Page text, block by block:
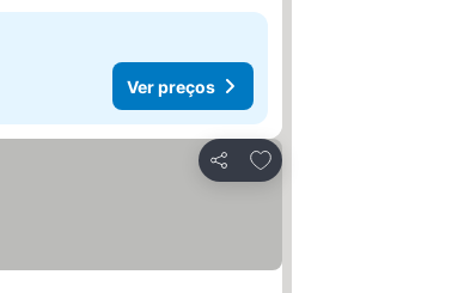
Ver preços
Partilhar
Adicionar aos favoritos